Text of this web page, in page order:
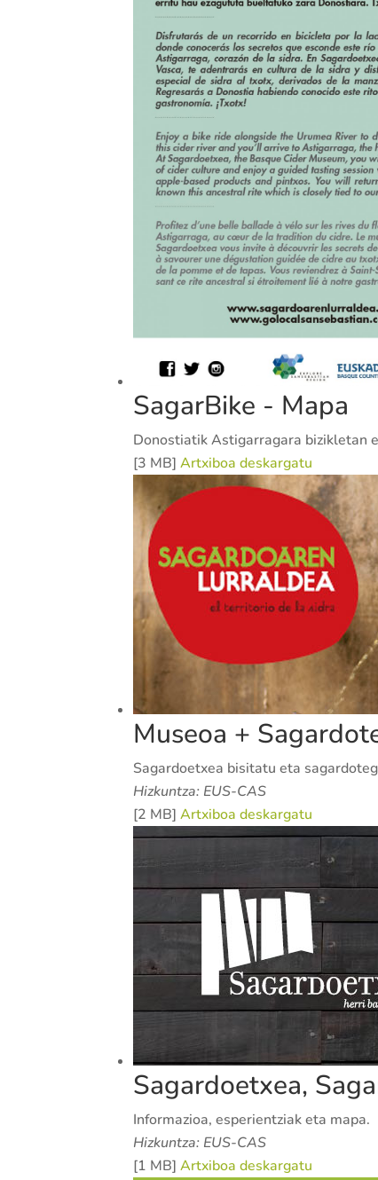
SagarBike - Mapa
Donostiatik Astigarragara bizikletan
[3 MB] Artxiboa deskargatu
Museoa +
Sagardoetxea bisitatu eta
Hizkuntza: EUS-CAS
[2 MB] Artxiboa deskargatu
Sagardoetxea,
Informazioa, esperientziak eta mapa.
Hizkuntza: EUS-CAS
[1 MB] Artxiboa deskargatu